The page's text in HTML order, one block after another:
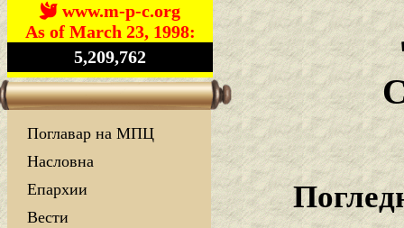
www.m-p-c.org
As of March 23, 1998:
5,209,762
Поглавар на МПЦ
Насловна
Епархии
Вести